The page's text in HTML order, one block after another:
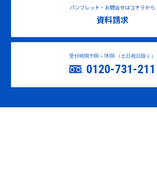
パンフレット・お問合せはコチラから
資料請求
受付時間 9:00～18:00 （土日祝日除く）
0120-731-211